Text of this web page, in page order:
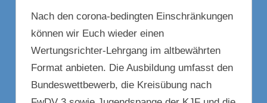
Nach den corona-bedingten Einschränkungen
können wir Euch wieder einen
Wertungsrichter-Lehrgang im altbewährten
Format anbieten. Die Ausbildung umfasst den
Bundeswettbewerb, die Kreisübung nach